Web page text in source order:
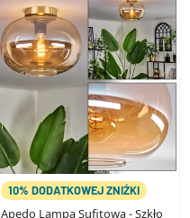
10% DODATKOWEJ ZNIŻKI
Apedo Lampa Sufitowa - Szkło